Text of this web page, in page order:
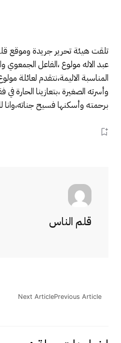
تلقت هيئة تحرير جريدة وموقع
عبد الاله مولوع ،الفاعل
المناسبة الاليمة،نتقدم لعائلة
وأسرته الصغيرة ،بتعازينا الحارة في
برحمته وأسكنها فسيح جناته،وانا
قلم الناس
Previous Article
Next Article